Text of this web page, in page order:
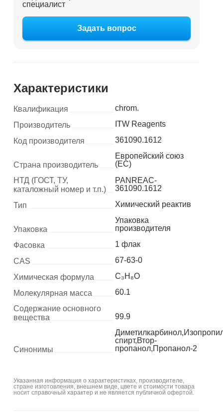
специалист
Задать вопрос
Характеристики
Квалификация
chrom.
Производитель
ITW Reagents
Код производителя
361090.1612
Страна производитель
Европейский союз
(ЕС)
НТД (ГОСТ, ТУ,
каталожный номер и т.п.)
PANREAC-
361090.1612
Тип
Химический реактив
Упаковка
Упаковка
производителя
Фасовка
1 флак
CAS
67-63-0
Химическая формула
C₃H₈O
Молекулярная масса
60.1
Содержание основного
вещества
99.9
Синонимы
спирт,Втор-
пропанол,Пропанол-2
Указанная информация о характеристиках, производителе,
стране изготовления, внешнем виде, цвете и стоимости товара
носит справочный характер и не является публичной офертой.